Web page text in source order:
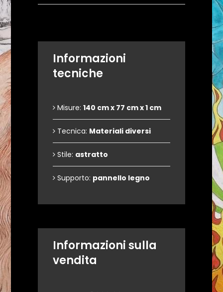
Informazioni
tecniche
Misure: 140 cm x 77 cm x 1 cm
Tecnica: Materiali diversi
Stile: astratto
Supporto: pannello legno
Informazioni sulla
vendita